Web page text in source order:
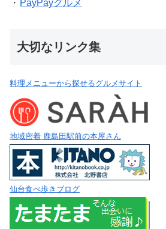
・ PayPayグルメ
大切なリンク集
料理メニューから探せるグルメサイト
地域密着 鹿島田駅前の本屋さん
仙台食べ歩きブログ